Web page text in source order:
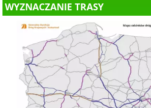
WYZNACZANIE TRASY